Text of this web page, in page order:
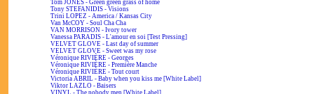
Tom JONES - Green green grass of home
Tony STEFANIDIS - Visions
Trini LOPEZ - America / Kansas City
Van McCOY - Soul Cha Cha
VAN MORRISON - Ivory tower
Vanessa PARADIS - L'amour en soi [Test Pressing]
VELVET GLOVE - Last day of summer
VELVET GLOVE - Sweet was my rose
Véronique RIVIÈRE - Georges
Véronique RIVIÈRE - Première Manche
Véronique RIVIÈRE - Tout court
Victoria ABRIL - Baby when you kiss me [White Label]
Viktor LAZLO - Baisers
VINYL - The nobody men [White Label]